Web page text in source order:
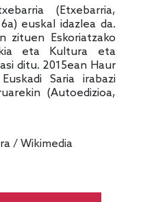
(Etxebarria,
euskal idazlea da.
zituen Eskoriatzako
eta Kultura eta
ditu. 2015ean Haur
Saria irabazi
(Autoedizioa,
/ Wikimedia